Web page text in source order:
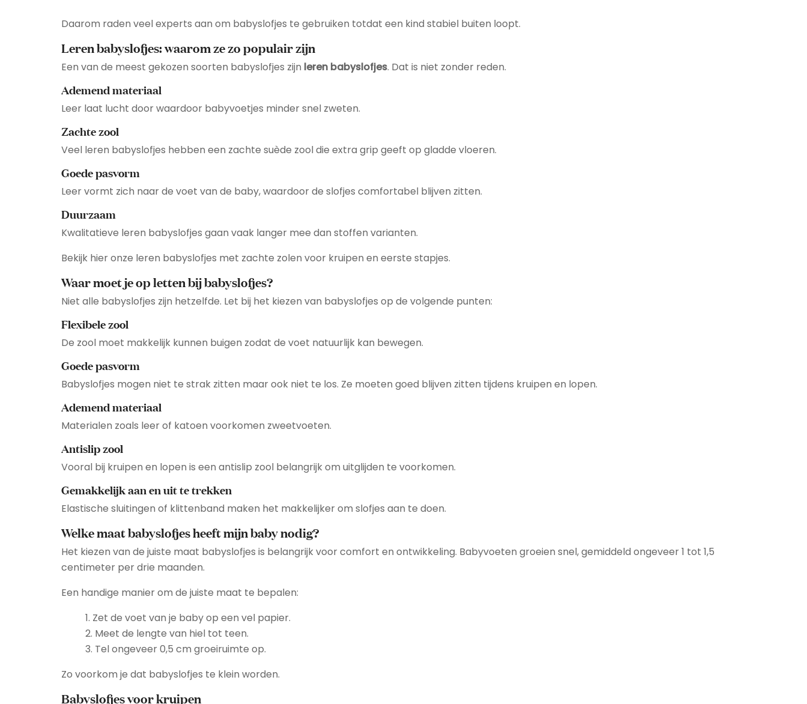
Daarom raden veel experts aan om babyslofjes te gebruiken totdat een kind stabiel buiten loopt.
Leren babyslofjes: waarom ze zo populair zijn
Een van de meest gekozen soorten babyslofjes zijn leren babyslofjes. Dat is niet zonder reden.
Ademend materiaal
Leer laat lucht door waardoor babyvoetjes minder snel zweten.
Zachte zool
Veel leren babyslofjes hebben een zachte suède zool die extra grip geeft op gladde vloeren.
Goede pasvorm
Leer vormt zich naar de voet van de baby, waardoor de slofjes comfortabel blijven zitten.
Duurzaam
Kwalitatieve leren babyslofjes gaan vaak langer mee dan stoffen varianten.
Bekijk hier onze leren babyslofjes met zachte zolen voor kruipen en eerste stapjes.
Waar moet je op letten bij babyslofjes?
Niet alle babyslofjes zijn hetzelfde. Let bij het kiezen van babyslofjes op de volgende punten:
Flexibele zool
De zool moet makkelijk kunnen buigen zodat de voet natuurlijk kan bewegen.
Goede pasvorm
Babyslofjes mogen niet te strak zitten maar ook niet te los. Ze moeten goed blijven zitten tijdens kruipen en lopen.
Ademend materiaal
Materialen zoals leer of katoen voorkomen zweetvoeten.
Antislip zool
Vooral bij kruipen en lopen is een antislip zool belangrijk om uitglijden te voorkomen.
Gemakkelijk aan en uit te trekken
Elastische sluitingen of klittenband maken het makkelijker om slofjes aan te doen.
Welke maat babyslofjes heeft mijn baby nodig?
Het kiezen van de juiste maat babyslofjes is belangrijk voor comfort en ontwikkeling. Babyvoeten groeien snel, gemiddeld ongeveer 1 tot 1,5
centimeter per drie maanden.
Een handige manier om de juiste maat te bepalen:
1. Zet de voet van je baby op een vel papier.
2. Meet de lengte van hiel tot teen.
3. Tel ongeveer 0,5 cm groeiruimte op.
Zo voorkom je dat babyslofjes te klein worden.
Babyslofjes voor kruipen